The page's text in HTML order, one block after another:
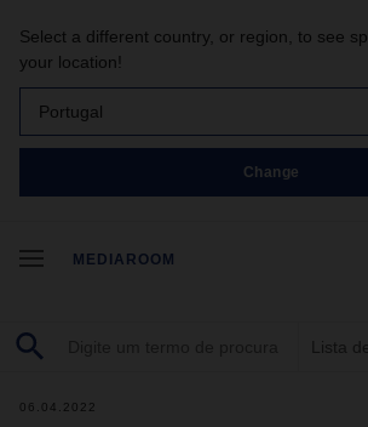
Select a different country, or region, to see
your location!
Portugal
Change
MEDIAROOM
Lista
06.04.2022